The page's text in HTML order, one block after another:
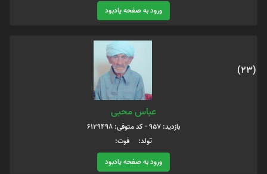
ورود به صفحه یادبود
(23)
عباس محبی
بازدید: 957 - کد متوفی: 6129498
تولد: فوت:
ورود به صفحه یادبود